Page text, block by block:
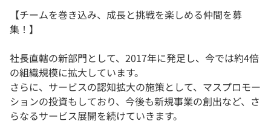
【チームを巻き込み、成長と挑戦を楽しめる仲間を募
集！】
社長直轄の新部門として、2017年に発足し、今では約4倍
の組織規模に拡大しています。
さらに、サービスの認知拡大の施策として、マスプロモー
ションの投資もしており、今後も新規事業の創出など、さ
らなるサービス展開を続けていきます。